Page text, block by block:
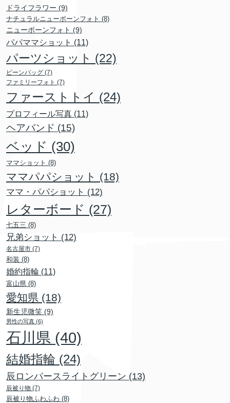
ドライフラワー (9)
ナチュラルニューボーンフォト (8)
ニューボーンフォト (9)
パパママショット (11)
パーツショット (22)
ビーンバッグ (7)
ファミリーフォト (7)
ファーストトイ (24)
プロフィール写真 (11)
ヘアバンド (15)
ベッド (30)
ママショット (8)
ママパパショット (18)
ママ・パパショット (12)
レターボード (27)
七五三 (8)
兄弟ショット (12)
名古屋市 (7)
和装 (8)
婚約指輪 (11)
富山県 (8)
愛知県 (18)
新生児微笑 (9)
男性の写真 (6)
石川県 (40)
結婚指輪 (24)
辰ロンパースライトグリーン (13)
辰被り物 (7)
辰被り物ふわふわ (8)